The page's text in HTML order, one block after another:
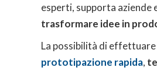
esperti, supporta aziende
trasformare idee in
La possibilità di effettuare
prototipazione rapida,